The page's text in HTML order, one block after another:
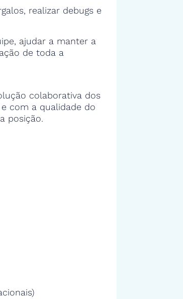
realizar debugs e
ajudar a manter a
de toda a
colaborativa dos
com a qualidade do
posição.